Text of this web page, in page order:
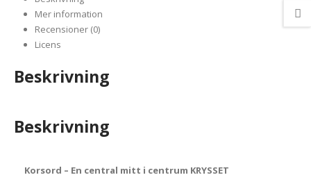
Mer information
Recensioner (0)
Licens
Beskrivning
Beskrivning
Korsord – En central mitt i centrum KRYSSET